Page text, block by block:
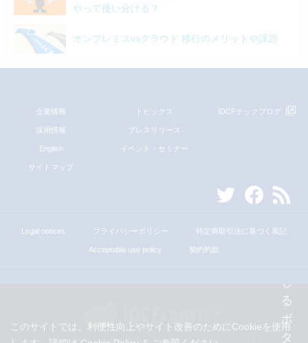
このサイトでは、利便性向上やサイト改善のためにCookieを使用
やって使い分ける？
オンプレミスvsクラウド 移行のメリットや課題
企業情報
採用情報
English
サイトマップ
トピックス
プレスリリース
イベント・セミナー
IDCFテックブログ
Legal notices プライバシーポリシー 特定商取引法に基づく表記
Acceptable use policy 契約約款